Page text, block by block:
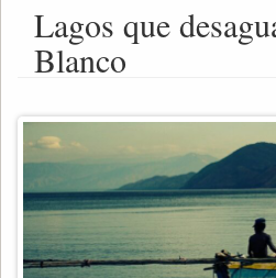
Lagos que
Blanco